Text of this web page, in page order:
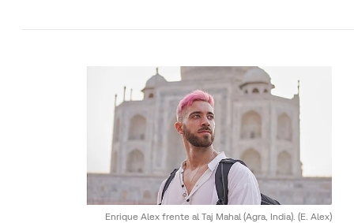
Enrique Alex frente al Taj Mahal (Agra, India). (E. Alex)